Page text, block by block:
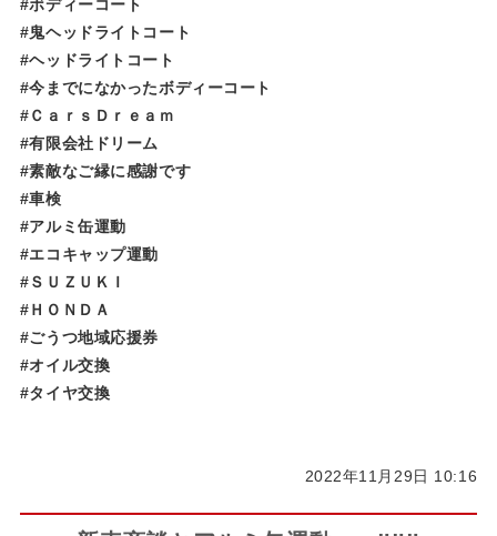
#ボディーコート
#鬼ヘッドライトコート
#ヘッドライトコート
#今までになかったボディーコート
#ＣａｒｓＤｒｅａｍ
#有限会社ドリーム
#素敵なご縁に感謝です
#車検
#アルミ缶運動
#エコキャップ運動
#ＳＵＺＵＫＩ
#ＨＯＮＤＡ
#ごうつ地域応援券
#オイル交換
#タイヤ交換
2022年11月29日 10:16